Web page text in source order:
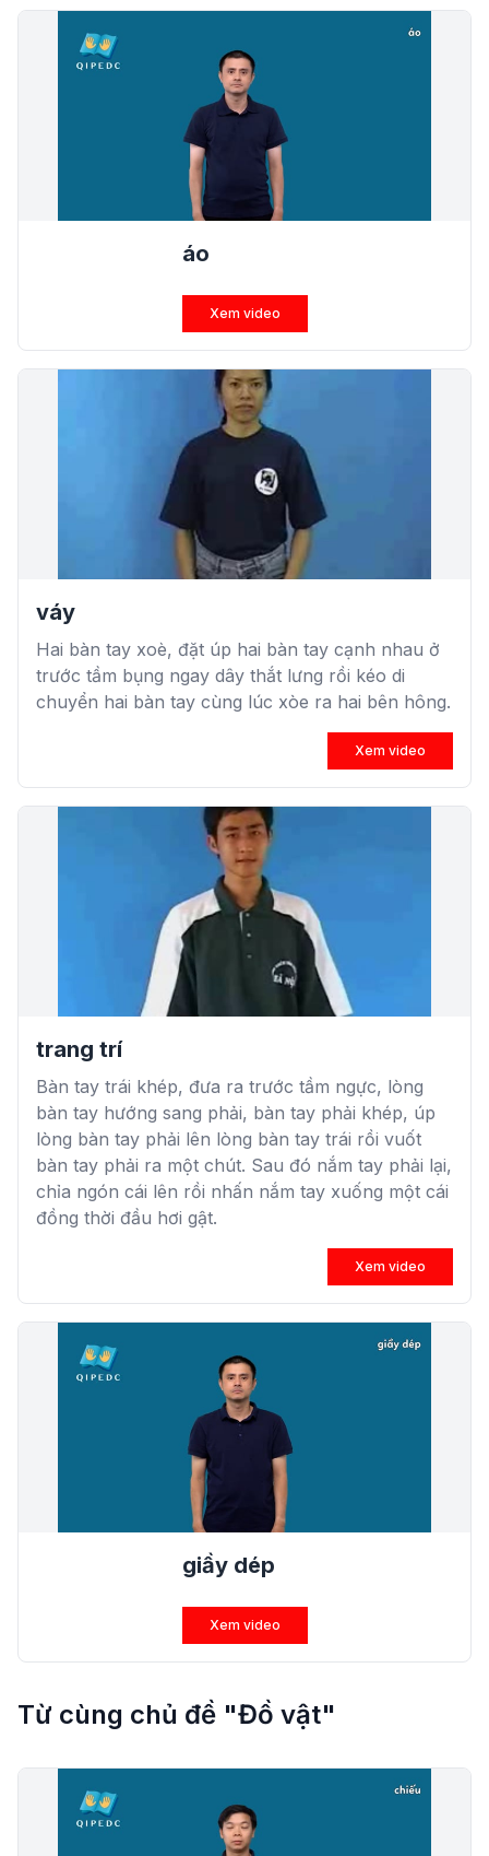
áo
Xem video
váy
Hai bàn tay xoè, đặt úp hai bàn tay cạnh nhau ở
trước tầm bụng ngay dây thắt lưng rồi kéo di
chuyển hai bàn tay cùng lúc xòe ra hai bên hông.
Xem video
trang trí
Bàn tay trái khép, đưa ra trước tầm ngực, lòng
bàn tay hướng sang phải, bàn tay phải khép, úp
lòng bàn tay phải lên lòng bàn tay trái rồi vuốt
bàn tay phải ra một chút. Sau đó nắm tay phải lại,
chỉa ngón cái lên rồi nhấn nắm tay xuống một cái
đồng thời đầu hơi gật.
Xem video
giầy dép
Xem video
Từ cùng chủ đề "Đồ vật"